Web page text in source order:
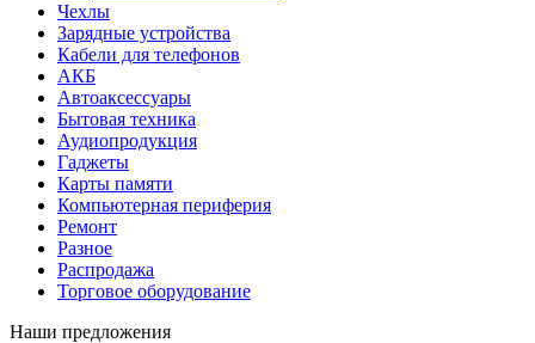
Чехлы
Зарядные устройства
Кабели для телефонов
АКБ
Автоаксессуары
Бытовая техника
Аудиопродукция
Гаджеты
Карты памяти
Компьютерная периферия
Ремонт
Разное
Распродажа
Торговое оборудование
Наши предложения